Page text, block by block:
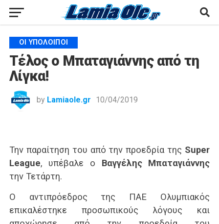
ΟΙ ΥΠΌΛΟΙΠΟΙ
Τέλος ο Μπαταγιάννης από τη
Λίγκα!
by Lamiaole.gr 10/04/2019
Την παραίτηση του από την προεδρία της Super
League, υπέβαλε ο Βαγγέλης Μπαταγιάννης
την Τετάρτη.
Ο αντιπρόεδρος της ΠΑΕ Ολυμπιακός
επικαλέστηκε προσωπικούς λόγους και